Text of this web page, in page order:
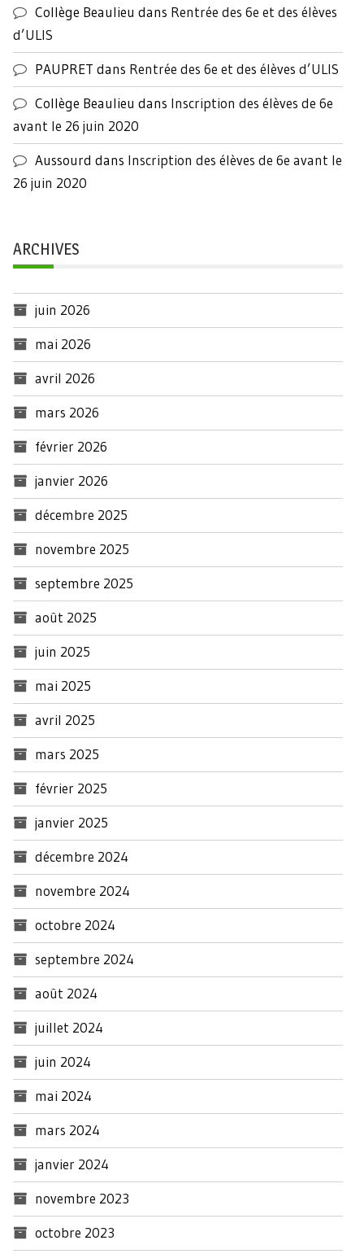
Collège Beaulieu dans Rentrée des 6e et des élèves
d’ULIS
PAUPRET dans Rentrée des 6e et des élèves d’ULIS
Collège Beaulieu dans Inscription des élèves de 6e
avant le 26 juin 2020
Aussourd dans Inscription des élèves de 6e avant le
26 juin 2020
ARCHIVES
juin 2026
mai 2026
avril 2026
mars 2026
février 2026
janvier 2026
décembre 2025
novembre 2025
septembre 2025
août 2025
juin 2025
mai 2025
avril 2025
mars 2025
février 2025
janvier 2025
décembre 2024
novembre 2024
octobre 2024
septembre 2024
août 2024
juillet 2024
juin 2024
mai 2024
mars 2024
janvier 2024
novembre 2023
octobre 2023